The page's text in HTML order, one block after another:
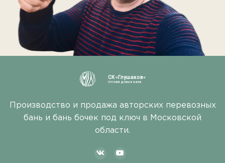
СК «Глушаков»
СТРОИМ ДОМА И БАНИ
Производство и продажа авторских перевозных
бань и бань бочек под ключ в Московской
области.